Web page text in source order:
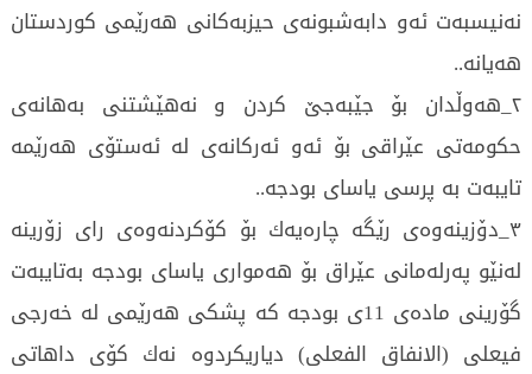
نەنیسبەت ئەو دابەشبونەی حیزبەكانی هەرێمی كوردستان
هەیانە..
۲_هەوڵدان بۆ جێبەجێ كردن و نەهێشتنی بەهانەی
حكومەتی عێراقی بۆ ئەو ئەركانەی لە ئەستۆی هەرێمە
تایبەت بە پرسی یاسای بودجە..
۳_دۆزینەوەی رێگە چارەیەك بۆ كۆكردنەوەی رای زۆرینە
لەنێو پەرلەمانی عێراق بۆ هەمواری یاسای بودجە بەتایبەت
گۆرینی مادەی 11ى بودجە كە پشكی هەرێمی لە خەرجی
فیعلی (الانفاق الفعلی) دیاریكردوە نەك كۆی داهاتی